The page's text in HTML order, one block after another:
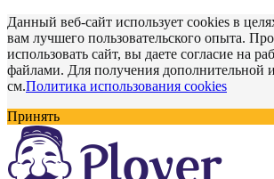
Данный веб-сайт использует cookies в
вам лучшего пользовательского опыта.
использовать сайт, вы даете согласие на
файлами. Для получения дополнительной
см.Политика использования cookies
Принять